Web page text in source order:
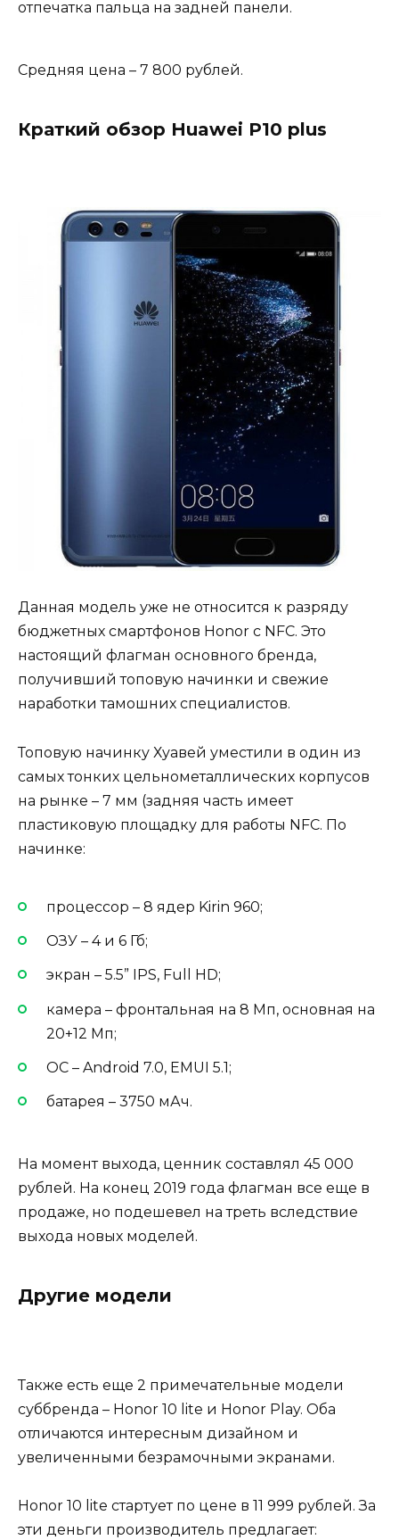
отпечатка пальца на задней панели.
Средняя цена – 7 800 рублей.
Краткий обзор Huawei P10 plus
Данная модель уже не относится к разряду
бюджетных смартфонов Honor с NFC. Это
настоящий флагман основного бренда,
получивший топовую начинки и свежие
наработки тамошних специалистов.
Топовую начинку Хуавей уместили в один из
самых тонких цельнометаллических корпусов
на рынке – 7 мм (задняя часть имеет
пластиковую площадку для работы NFC. По
начинке:
процессор – 8 ядер Kirin 960;
ОЗУ – 4 и 6 Гб;
экран – 5.5” IPS, Full HD;
камера – фронтальная на 8 Мп, основная на
20+12 Мп;
ОС – Android 7.0, EMUI 5.1;
батарея – 3750 мАч.
На момент выхода, ценник составлял 45 000
рублей. На конец 2019 года флагман все еще в
продаже, но подешевел на треть вследствие
выхода новых моделей.
Другие модели
Также есть еще 2 примечательные модели
суббренда – Honor 10 lite и Honor Play. Оба
отличаются интересным дизайном и
увеличенными безрамочными экранами.
Honor 10 lite стартует по цене в 11 999 рублей. За
эти деньги производитель предлагает: